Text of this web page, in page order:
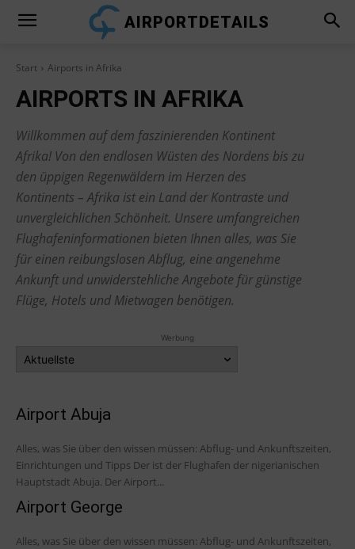
AIRPORTDETAILS
Start Airports in Afrika
AIRPORTS IN AFRIKA
Willkommen auf dem faszinierenden Kontinent
Afrika! Von den endlosen Wüsten des Nordens bis zu
den üppigen Regenwäldern im Herzen des
Kontinents – Afrika ist ein Land der Kontraste und
unvergleichlichen Schönheit. Unsere umfangreichen
Flughafeninformationen bieten Ihnen alles, was Sie
für einen reibungslosen Abflug, eine angenehme
Ankunft und unwiderstehliche Angebote für günstige
Flüge, Hotels und Mietwagen benötigen.
Werbung
Airport Abuja
Alles, was Sie über den wissen müssen: Abflug- und Ankunftszeiten,
Einrichtungen und Tipps Der ist der Flughafen der nigerianischen
Hauptstadt Abuja. Der Airport...
Airport George
Alles, was Sie über den wissen müssen: Abflug- und Ankunftszeiten,